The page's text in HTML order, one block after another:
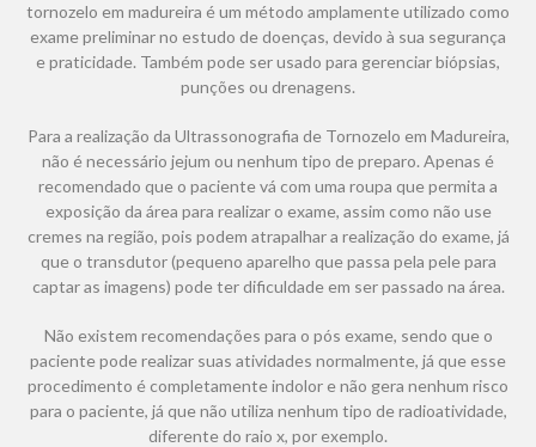
tornozelo em madureira é um método amplamente utilizado como
exame preliminar no estudo de doenças, devido à sua segurança
e praticidade. Também pode ser usado para gerenciar biópsias,
punções ou drenagens.
Para a realização da Ultrassonografia de Tornozelo em Madureira,
não é necessário jejum ou nenhum tipo de preparo. Apenas é
recomendado que o paciente vá com uma roupa que permita a
exposição da área para realizar o exame, assim como não use
cremes na região, pois podem atrapalhar a realização do exame, já
que o transdutor (pequeno aparelho que passa pela pele para
captar as imagens) pode ter dificuldade em ser passado na área.
Não existem recomendações para o pós exame, sendo que o
paciente pode realizar suas atividades normalmente, já que esse
procedimento é completamente indolor e não gera nenhum risco
para o paciente, já que não utiliza nenhum tipo de radioatividade,
diferente do raio x, por exemplo.